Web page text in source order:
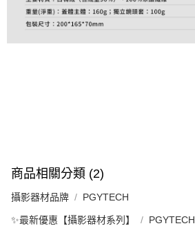
商品相關分類 (2)
攝影器材品牌 PGYTECH
✨最新優惠【攝影器材系列】